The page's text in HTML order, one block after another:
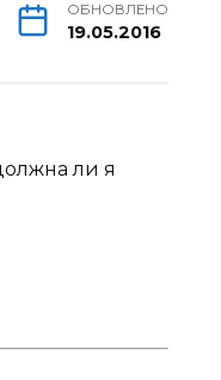
ОБНОВЛЕНО
19.05.2016
ли я